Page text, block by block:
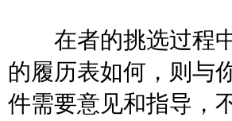
在者的挑选过程中
的履历表如何，则与
件需要意见和指导